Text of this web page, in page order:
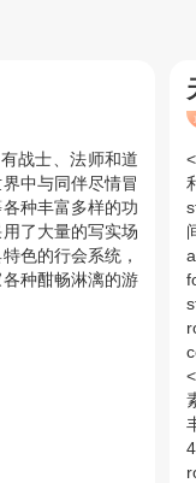
战士、法师和道
中与同伴尽情冒
种丰富多样的功
了大量的写实场
色的行会系统，
种酣畅淋漓的游